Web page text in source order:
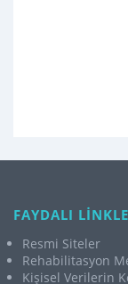
FAYDALI
Resmi Siteler
Rehabilitasyon
Kişisel Verilerin